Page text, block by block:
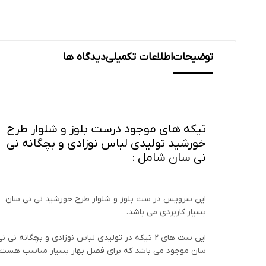
توضیحاتاطلاعات تکمیلیدیدگاه ها
تیکه های موجود درست بلوز و شلوار طرح
خورشید تولیدی لباس نوزادی و بچگانه نی
نی سان شامل :
این سرویس در ست بلوز و شلوار طرح خورشید نی نی سان
بسیار کاربردی می باشد.
این ست های 2 تیکه در تولیدی لباس نوزادی و بچگانه نی
سان موجود می باشد که برای فصل بهار بسیار مناسب